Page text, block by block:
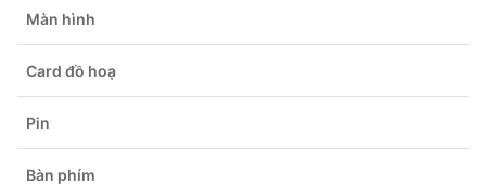
Màn hình
Card đồ hoạ
Pin
Bàn phím